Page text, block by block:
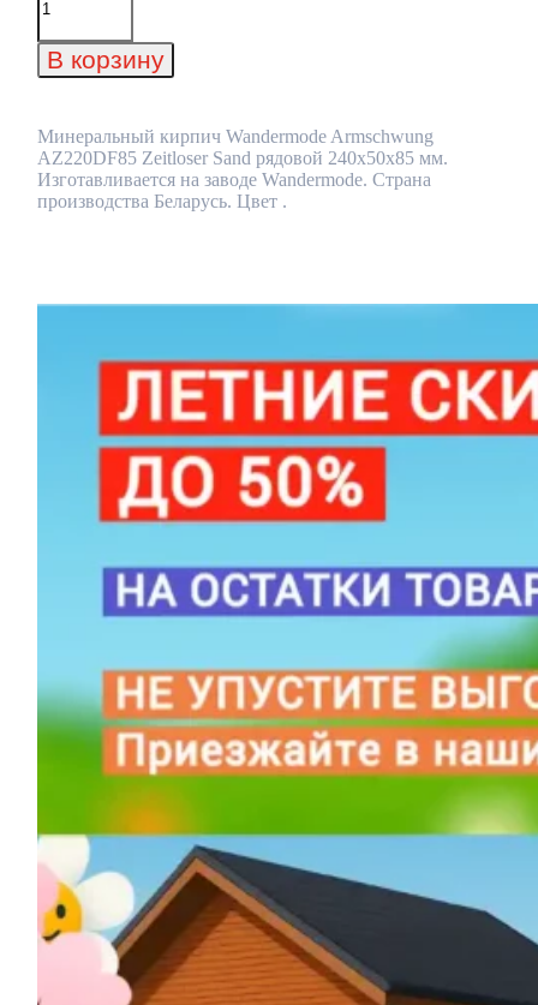
товара
кирпич
Wandermode
Zeitloser
Sand
рядовой
240x50x85
В корзину
Минеральный кирпич Wandermode Armschwung
AZ220DF85 Zeitloser Sand рядовой 240x50x85 мм.
Изготавливается на заводе Wandermode. Страна
производства Беларусь. Цвет .